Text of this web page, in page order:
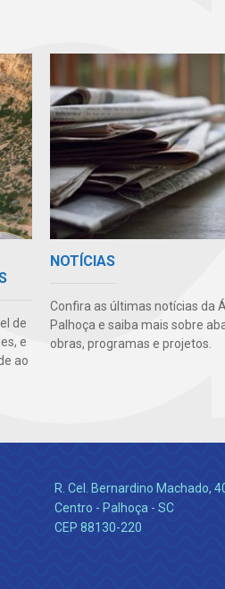
de
e
ao
NOTÍCIAS
Confira as últimas notícias da
Palhoça e saiba mais sobre
obras, programas e projetos.
R. Cel. Bernardino Machado,
Centro - Palhoça - SC
CEP 88130-220